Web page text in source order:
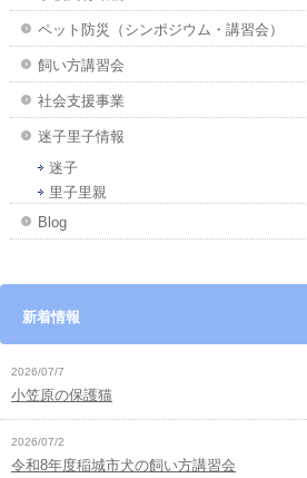
ペット防災（シンポジウム・講習会）
飼い方講習会
社会支援事業
迷子里子情報
迷子
里子里親
Blog
新着情報
2026/07/7
小笠原の保護猫
2026/07/2
令和8年度稲城市犬の飼い方講習会